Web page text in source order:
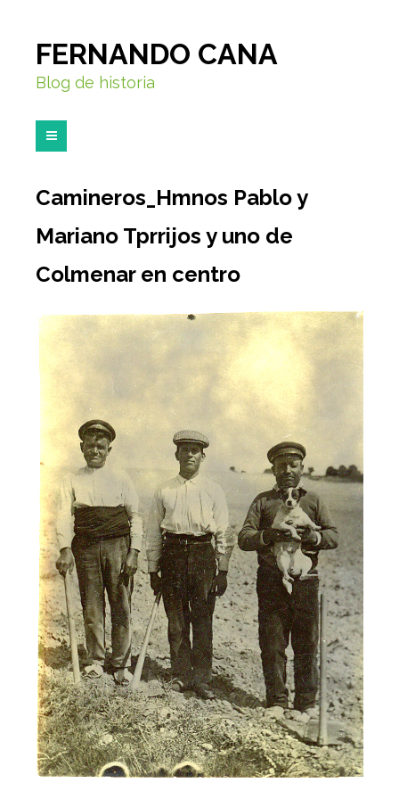
FERNANDO CANA
Blog de historia
Camineros_Hmnos Pablo y
Mariano Tprrijos y uno de
Colmenar en centro